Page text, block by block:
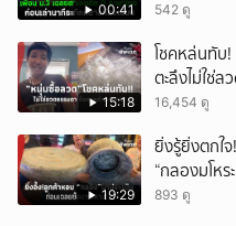
00:41 542 ดู
15:18
โชคหล่นทับ
ตะลึงไม่ใช่
16,454 ดู
19:29
ยิ่งรู้ยิ่งตกใ
“กลองมโห
เท่าไหร่?
893 ดู